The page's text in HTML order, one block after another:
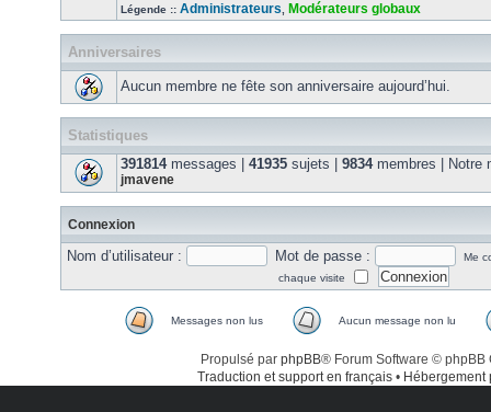
Légende :: Administrateurs Modérateurs globaux
Anniversaires
Aucun membre ne fête son anniversaire aujourd’hui.
Statistiques
391814messages | 41935 sujets | 9834membres | Notre
jmavene
Connexion
Nom d’utilisateur : Mot de passe :
Me
chaque visite
Messages non lus Aucun message non lu
Propulsé par phpBB® Forum Software © phpBB
Traduction et support en français • Hébergement